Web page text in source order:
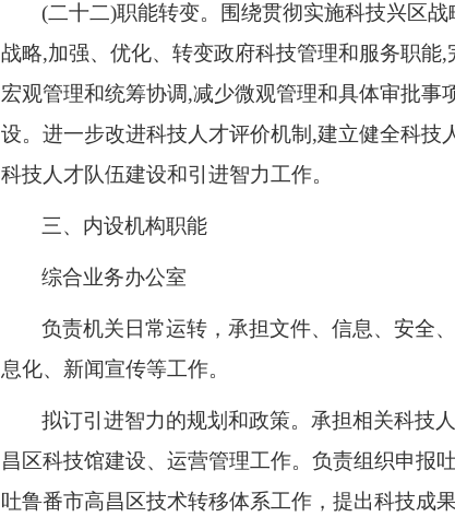
(二十二)职能转变。围绕贯彻实施科技兴区
战略,加强、优化、转变政府科技管理和服务职能
宏观管理和统筹协调,减少微观管理和具体审批事
设。进一步改进科技人才评价机制,建立健全科技
科技人才队伍建设和引进智力工作。
三、 内设机构职能
综合业务办公室
负责机关日常运转，承担文件、信息、安全
息化、新闻宣传等工作。
拟订引进智力的规划和政策。承担相关科技
昌区科技馆建设、运营管理工作。负责组织申报
吐鲁番市高昌区技术转移体系工作，提出科技成